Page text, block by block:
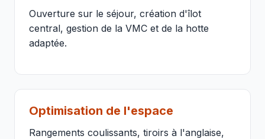
Ouverture sur le séjour, création d'îlot
central, gestion de la VMC et de la hotte
adaptée.
Optimisation de l'espace
Rangements coulissants, tiroirs à l'anglaise,